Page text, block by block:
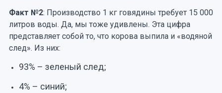
Факт №2: Производство 1 кг говядины требует 15 000
литров воды. Да, мы тоже удивлены. Эта цифра
представляет собой то, что корова выпила и «водяной
след». Из них:
93% – зеленый след;
4% – синий;